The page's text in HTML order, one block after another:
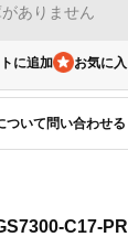
ありません
に追加
ついて問い合わせる
C17-PR